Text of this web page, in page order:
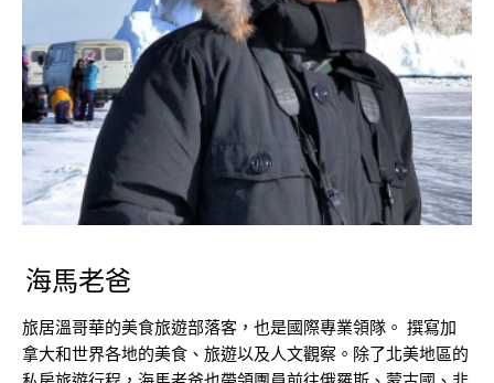
海馬老爸
旅居溫哥華的美食旅遊部落客，也是國際專業領隊。 撰寫加
拿大和世界各地的美食、旅遊以及人文觀察。除了北美地區的